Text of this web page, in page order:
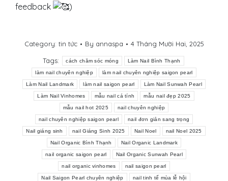
feedback
)
Category: tin tức By annaspa 4 Tháng Mười Hai, 2025
Tags: cách chăm sóc móng Làm Nail Bình Thạnh
làm nail chuyên nghiệp làm nail chuyên nghiệp saigon pearl
Làm Nail Landmark làm nail saigon pearl Làm Nail Sunwah Pearl
Làm Nail Vinhomes mẫu nail cá tính mẫu nail đẹp 2025
mẫu nail hot 2025 nail chuyên nghiệp
nail chuyên nghiệp saigon pearl nail đơn giản sang trọng
Nail giáng sinh nail Giáng Sinh 2025 Nail Noel nail Noel 2025
Nail Organic Bình Thạnh Nail Organic Landmark
nail organic saigon pearl Nail Organic Sunwah Pearl
nail organic vinhomes nail saigon pearl
Nail Saigon Pearl chuyên nghiệp nail tinh tế mùa lễ hội